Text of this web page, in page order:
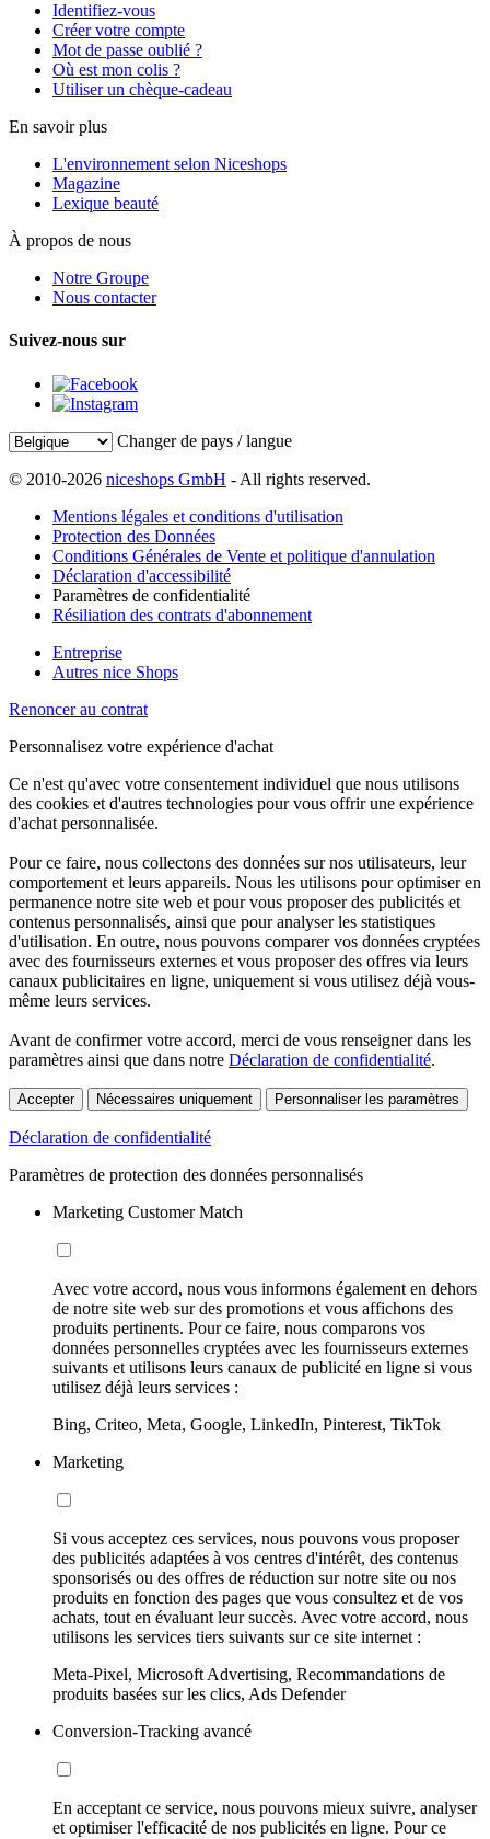
Identifiez-vous
Créer votre compte
Mot de passe oublié ?
Où est mon colis ?
Utiliser un chèque-cadeau
En savoir plus
L'environnement selon Niceshops
Magazine
Lexique beauté
À propos de nous
Notre Groupe
Nous contacter
Suivez-nous sur
Changer de pays / langue
© 2010-2026 niceshops GmbH - All rights reserved.
Mentions légales et conditions d'utilisation
Protection des Données
Conditions Générales de Vente et politique d'annulation
Déclaration d'accessibilité
Paramètres de confidentialité
Résiliation des contrats d'abonnement
Entreprise
Autres nice Shops
Renoncer au contrat
Personnalisez votre expérience d'achat
Ce n'est qu'avec votre consentement individuel que nous utilisons
des cookies et d'autres technologies pour vous offrir une expérience
d'achat personnalisée.
Pour ce faire, nous collectons des données sur nos utilisateurs, leur
comportement et leurs appareils. Nous les utilisons pour optimiser en
permanence notre site web et pour vous proposer des publicités et
contenus personnalisés, ainsi que pour analyser les statistiques
d'utilisation. En outre, nous pouvons comparer vos données cryptées
avec des fournisseurs externes et vous proposer des offres via leurs
canaux publicitaires en ligne, uniquement si vous utilisez déjà vous-
même leurs services.
Avant de confirmer votre accord, merci de vous renseigner dans les
paramètres ainsi que dans notre Déclaration de confidentialité.
Accepter Nécessaires uniquement Personnaliser les paramètres
Déclaration de confidentialité
Paramètres de protection des données personnalisés
Marketing Customer Match
Avec votre accord, nous vous informons également en dehors
de notre site web sur des promotions et vous affichons des
produits pertinents. Pour ce faire, nous comparons vos
données personnelles cryptées avec les fournisseurs externes
suivants et utilisons leurs canaux de publicité en ligne si vous
utilisez déjà leurs services :
Bing, Criteo, Meta, Google, LinkedIn, Pinterest, TikTok
Marketing
Si vous acceptez ces services, nous pouvons vous proposer
des publicités adaptées à vos centres d'intérêt, des contenus
sponsorisés ou des offres de réduction sur notre site ou nos
produits en fonction des pages que vous consultez et de vos
achats, tout en évaluant leur succès. Avec votre accord, nous
utilisons les services tiers suivants sur ce site internet :
Meta-Pixel, Microsoft Advertising, Recommandations de
produits basées sur les clics, Ads Defender
Conversion-Tracking avancé
En acceptant ce service, nous pouvons mieux suivre, analyser
et optimiser l'efficacité de nos publicités en ligne. Pour ce